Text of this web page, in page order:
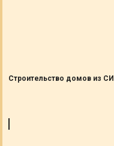
Строительство домов из